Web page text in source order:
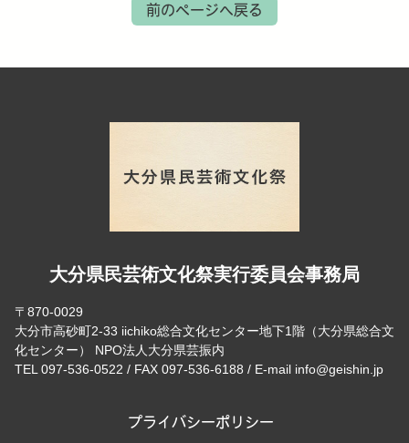
前のページへ戻る
大分県民芸術文化祭実行委員会事務局
〒870-0029
大分市高砂町2-33 iichiko総合文化センター地下1階（大分県総合文
化センター） NPO法人大分県芸振内
TEL 097-536-0522 / FAX 097-536-6188 / E-mail info@geishin.jp
プライバシーポリシー